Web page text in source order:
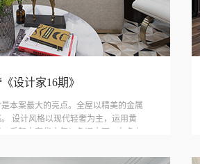
设计家16期》
本案最大的亮点。全屋以精美的金属
设计风格以现代轻奢为主，运用黄
相同元素呼应。 在客厅设计了一堵半